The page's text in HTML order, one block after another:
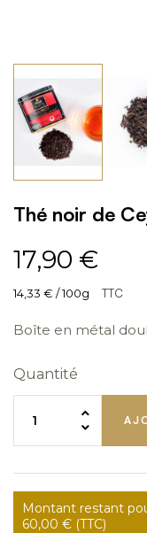
Thé noir de
17,90 €
14,33 € / 100g TTC
Boîte en métal
Quantité
Montant restant
60,00 € (TTC)